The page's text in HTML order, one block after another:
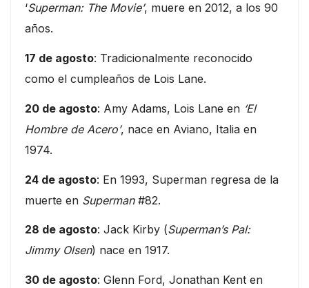
‘Superman: The Movie’, muere en 2012, a los 90
años.
17 de agosto: Tradicionalmente reconocido
como el cumpleaños de Lois Lane.
20 de agosto: Amy Adams, Lois Lane en ‘El
Hombre de Acero’, nace en Aviano, Italia en
1974.
24 de agosto: En 1993, Superman regresa de la
muerte en Superman#82.
28 de agosto: Jack Kirby (Superman’s Pal:
Jimmy Olsen) nace en 1917.
30 de agosto: Glenn Ford, Jonathan Kent en